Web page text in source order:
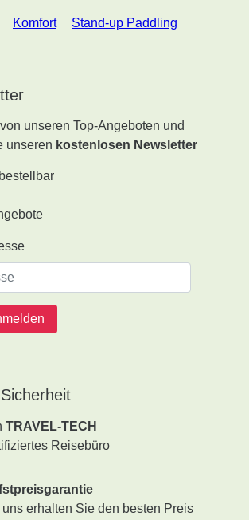
Komfort Stand-up Paddling
unseren Top-Angeboten und
unseren kostenlosen Newsletter
TRAVEL-TECH
Reisebüro
uns erhalten Sie den besten Preis